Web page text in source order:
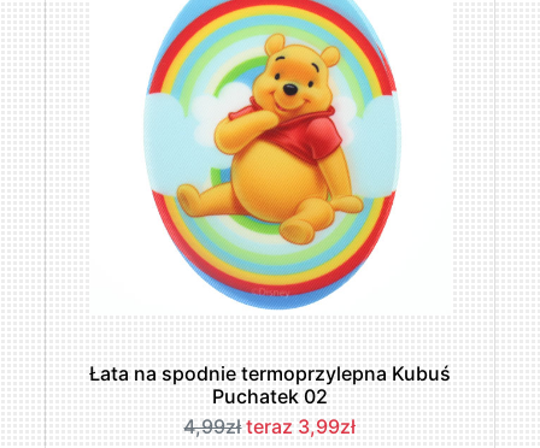
Łata na spodnie termoprzylepna Kubuś
Puchatek 02
4,99zł teraz 3,99zł